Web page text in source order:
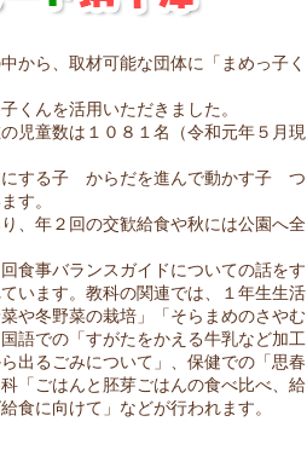
から、取材可能な団体に「まめっ子く
くんを活用いただきました。
児童数は１０８１名（令和元年５月現
にする子 からだを進んで動かす子 つ
す。
、年２回の交歓給食や秋には公園へ全
食事バランスガイドについての話をす
います。教科の関連では、１年生生活
や冬野菜の栽培」「そらまめのさやむ
語での「すがたをかえる牛乳など加工
出るごみについて」、保健での「思春
「ごはんと胚芽ごはんの食べ比べ、給
食に向けて」などが行われます。